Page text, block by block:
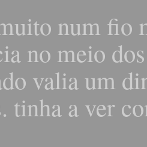
num fio
no meio
valia um
tinha a ver